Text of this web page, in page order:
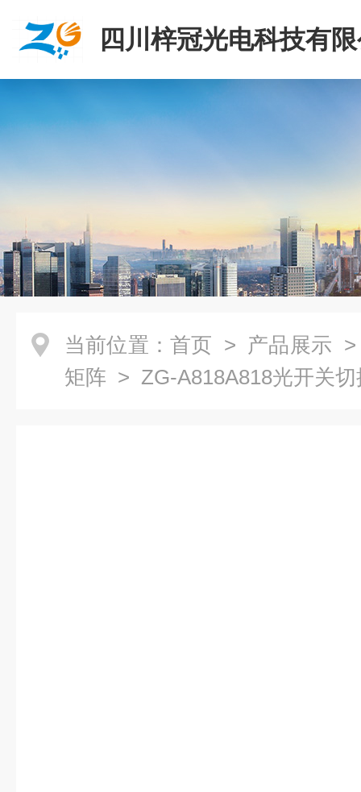
四川梓冠光电科技有
当前位置： 首页 > 产品展示
矩阵 > ZG-A818A818光开关